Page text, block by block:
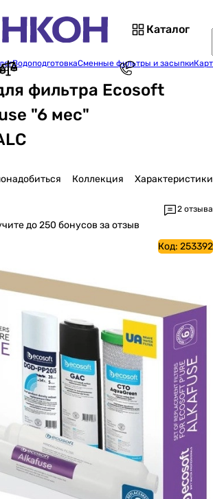
Каталог
ВодоподготовкаСменные фильтры и засыпки
фильтра Ecosoft
"6 мес"
Коллекция Характеристики
2 отзыва
до 250 бонусов за отзыв
Код: 253392